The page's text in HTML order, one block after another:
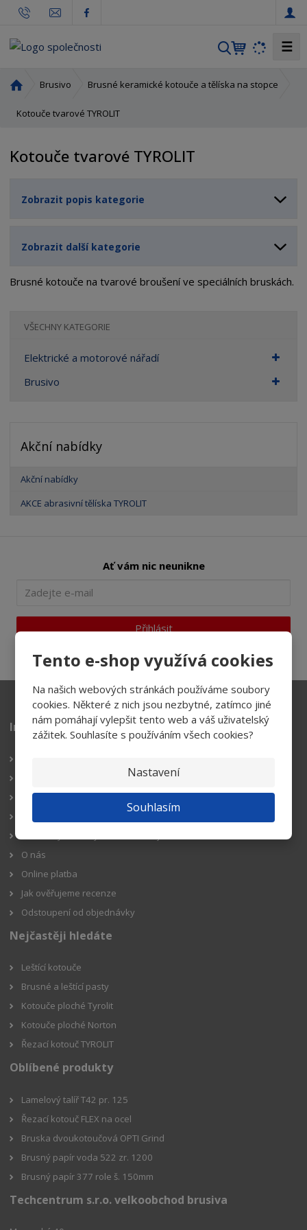
Tento e-shop využívá cookies
Na našich webových stránkách používáme soubory
cookies. Některé z nich jsou nezbytné, zatímco jiné
nám pomáhají vylepšit tento web a váš uživatelský
zážitek. Souhlasíte s používáním všech cookies?
Nastavení
Souhlasím
V
h
☰
o
í
r
a
Brusivo Brusné keramické kotouče a tělíska na stopce
Kotouče tvarové TYROLIT
Kotouče tvarové TYROLIT
Zobrazit popis kategorie
Zobrazit další kategorie
Brusné kotouče na tvarové broušení ve speciálních bruskách.
VŠECHNY KATEGORIE
Elektrické a motorové nářadí
Brusivo
Akční nabídky
Akční nabídky
AKCE abrasivní tělíska TYROLIT
Ať vám nic neunikne
Přihlásit
zpracováním osobních údajů
Informace pro zákazníky
Doprava
O nás
Online platba
Jak ověřujeme recenze
Odstoupení od objednávky
Nejčastěji hledáte
Leštící kotouče
Brusné a leštící pasty
Kotouče ploché Tyrolit
Kotouče ploché Norton
Řezací kotouč TYROLIT
Oblíbené produkty
Lamelový talíř T42 pr. 125
Řezací kotouč FLEX na ocel
Bruska dvoukotoučová OPTI Grind
Brusný papír voda 522 zr. 1200
Brusný papír 377 role š. 150mm
Techcentrum s.r.o. velkoobchod brusiva